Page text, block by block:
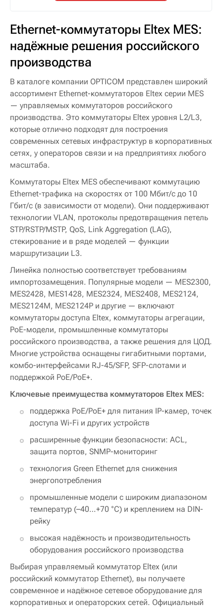
Ethernet-коммутаторы Eltex MES:
надёжные решения российского
производства
В каталоге компании OPTICOM представлен широкий
ассортимент Ethernet-коммутаторов Eltex серии MES
— управляемых коммутаторов российского
производства. Это коммутаторы Eltex уровня L2/L3,
которые отлично подходят для построения
современных сетевых инфраструктур в корпоративных
сетях, у операторов связи и на предприятиях любого
масштаба.
Коммутаторы Eltex MES обеспечивают коммутацию
Ethernet-трафика на скоростях от 100 Мбит/с до 10
Гбит/с (в зависимости от модели). Они поддерживают
технологии VLAN, протоколы предотвращения петель
STP/RSTP/MSTP, QoS, Link Aggregation (LAG),
стекирование и в ряде моделей — функции
маршрутизации L3.
Линейка полностью соответствует требованиям
импортозамещения. Популярные модели — MES2300,
MES2428, MES1428, MES2324, MES2408, MES2124,
MES2124M, MES2124P и другие — включают
коммутаторы доступа Eltex, коммутаторы агрегации,
PoE-модели, промышленные коммутаторы
российского производства, а также решения для ЦОД.
Многие устройства оснащены гигабитными портами,
комбо-интерфейсами RJ-45/SFP, SFP-слотами и
поддержкой PoE/PoE+.
Ключевые преимущества коммутаторов Eltex MES:
поддержка PoE/PoE+ для питания IP-камер, точек
доступа Wi-Fi и других устройств
расширенные функции безопасности: ACL,
защита портов, SNMP-мониторинг
технология Green Ethernet для снижения
энергопотребления
промышленные модели с широким диапазоном
температур (–40…+70 °C) и креплением на DIN-
рейку
высокая надёжность и производительность
оборудования российского производства
Выбирая управляемый коммутатор Eltex (или
российский коммутатор Ethernet), вы получаете
современное и надёжное сетевое оборудование для
корпоративных и операторских сетей. Официальный